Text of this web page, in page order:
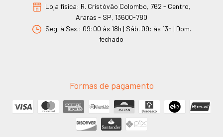
Loja física: R. Cristóvão Colombo, 762 - Centro,
Araras - SP, 13600-780
Seg. à Sex.: 09:00 às 18h | Sáb. 09: às 13h | Dom.
fechado
Formas de pagamento